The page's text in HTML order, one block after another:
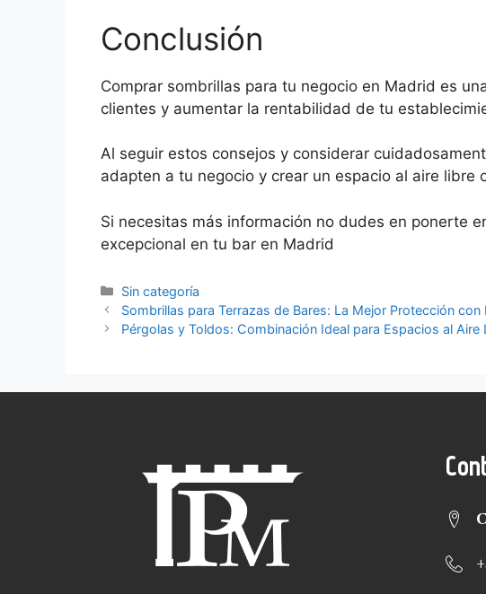
Conclusión
Comprar sombrillas para tu negocio en Madrid es
clientes y aumentar la rentabilidad de tu
Al seguir estos consejos y considerar
adapten a tu negocio y crear un espacio al aire
Si necesitas más información no dudes en ponerte
excepcional en tu bar en Madrid
Categorías
Sin categoría
Navegación
de
Sombrillas para Terrazas de Bares: La Mejor Protección con
Pérgolas y Toldos: Combinación Ideal para Espacios al Aire